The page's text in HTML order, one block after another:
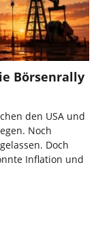
Börsenrally
den USA und
Noch
Doch
Inflation und